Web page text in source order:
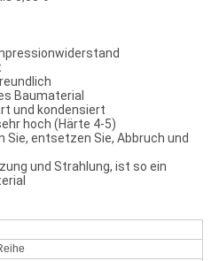
Baumaterial
und kondensiert
hoch (Härte 4-5)
Sie, entsetzen Sie, Abbruch und
und Strahlung, ist so ein